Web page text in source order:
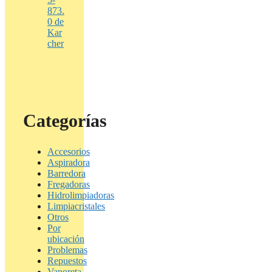
873.
0 de
Kar
cher
Categorías
Accesorios
Aspiradora
Barredora
Fregadoras
Hidrolimpiadoras
Limpiacristales
Otros
Por
ubicación
Problemas
Repuestos